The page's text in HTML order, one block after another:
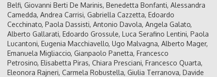
Belfi, Giovanni Berti De Marinis, Benedetta Bonfanti, Alessandra
Camedda, Andrea Carrisi, Gabriella Cazzetta, Edoardo
Cecchinato, Paola Dassisti, Antonio Davola, Angela Galato,
Alberto Gallarati, Edoardo Grossule, Luca Serafino Lentini, Paola
Lucantoni, Eugenia Macchiavello, Ugo Malvagna, Alberto Mager,
Emanuela Migliaccio, Gianpaolo Panetta, Francesco
Petrosino, Elisabetta Piras, Chiara Presciani, Francesco Quarta,
Eleonora Rajneri, Carmela Robustella, Giulia Terranova, Davide